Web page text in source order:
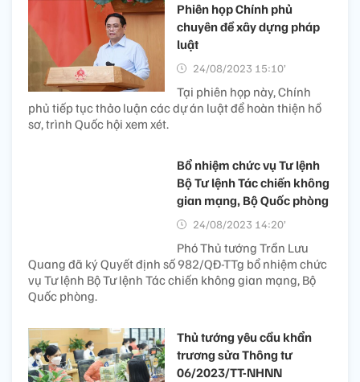
Phiên họp Chính phủ
chuyên đề xây dựng pháp
luật
24/08/2023 15:10’
Tại phiên họp này, Chính
phủ tiếp tục thảo luận các dự án luật để hoàn thiện hồ
sơ, trình Quốc hội xem xét.
Bổ nhiệm chức vụ Tư lệnh
Bộ Tư lệnh Tác chiến không
gian mạng, Bộ Quốc phòng
24/08/2023 14:20’
Phó Thủ tướng Trần Lưu
Quang đã ký Quyết định số 982/QĐ-TTg bổ nhiệm chức
vụ Tư lệnh Bộ Tư lệnh Tác chiến không gian mạng, Bộ
Quốc phòng.
Thủ tướng yêu cầu khẩn
trương sửa Thông tư
06/2023/TT-NHNN